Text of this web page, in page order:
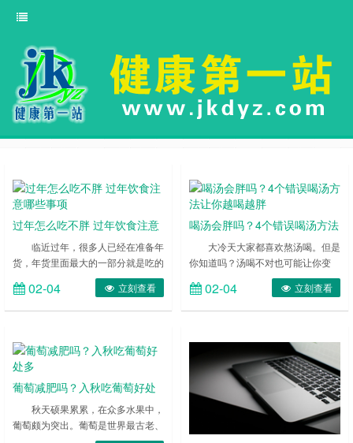
过年怎么吃不胖 过年饮食注意
哪些事项
临近过年，很多人已经在准备年
货，年货里面最大的一部分就是吃的
食物，大鱼大肉，一些高热量，高油
脂的坚果还有一些糖果，这些都是过
年必备的食品。看着嘴馋又怕发胖，
馋，过年吃这些好东西的时候应该注
意哪些事项呢? ……
02-04 立刻查看
喝汤会胖吗？4个错误喝汤方法
让你越喝越胖
大冷天大家都喜欢熬汤喝。但是
你知道吗？汤喝不对也可能让你变
胖。下面四个错误的喝汤方法，大家
可要注意哦。 ……
02-04 立刻查看
葡萄减肥吗？入秋吃葡萄好处
秋天硕果累累，在众多水果中，
葡萄颇为突出。葡萄是世界最古老、
分布最广的水果之一。其味道酸甜可